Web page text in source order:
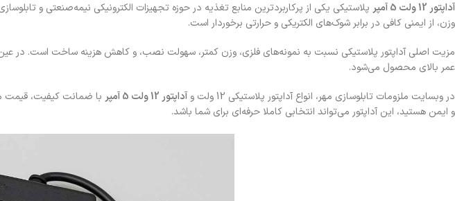
آداپتور 12 ولت 5 آمپر
پلاستیکی یکی از پرکاربردترین منابع تغذیه در حوزه تجهیزات الکترونیکی نیمه‌صنعتی و
وزن، از ایمنی کافی در برابر شوک‌های الکتریکی و حرارتی برخوردار است.
مزیت اصلی آداپتور پلاستیکی نسبت به نمونه‌های فلزی، وزن کمتر، سهولت نصب، و کاهش هزینه ساخت است. در
عمر بالای محصول می‌شود.
در وبسایت ملزومات تابلوسازی مهر، انواع آداپتور پلاستیکی 12 ولت و
آداپتور 12 ولت 5 آمپر
با ضمانت کیفیت، قیمت
و ایمن هستید، این آداپتور می‌تواند انتخابی کاملا حرفه‌ای برای شما باشد.